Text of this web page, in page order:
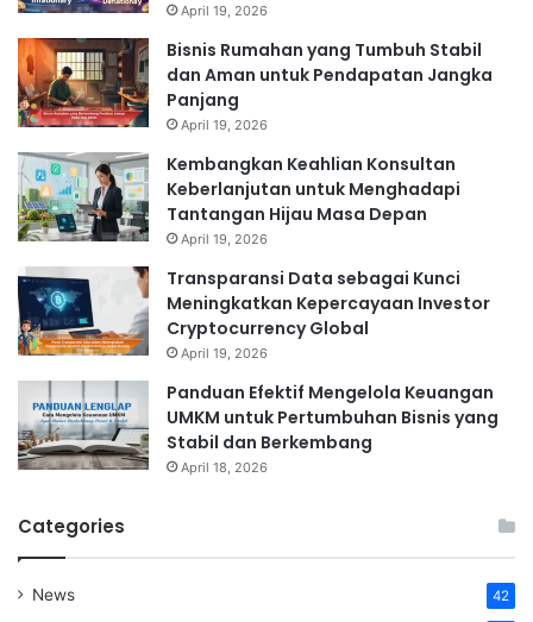
April 19, 2026
Bisnis Rumahan yang Tumbuh Stabil
dan Aman untuk Pendapatan Jangka
Panjang
April 19, 2026
Kembangkan Keahlian Konsultan
Keberlanjutan untuk Menghadapi
Tantangan Hijau Masa Depan
April 19, 2026
Transparansi Data sebagai Kunci
Meningkatkan Kepercayaan Investor
Cryptocurrency Global
April 19, 2026
Panduan Efektif Mengelola Keuangan
UMKM untuk Pertumbuhan Bisnis yang
Stabil dan Berkembang
April 18, 2026
Categories
News 42